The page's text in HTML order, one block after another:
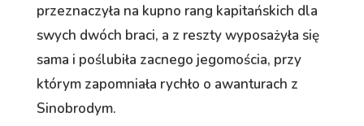
przeznaczyła na kupno rang kapitańskich dla
swych dwóch braci, a z reszty wyposażyła się
sama i poślubiła zacnego jegomościa, przy
którym zapomniała rychło o awanturach z
Sinobrodym.